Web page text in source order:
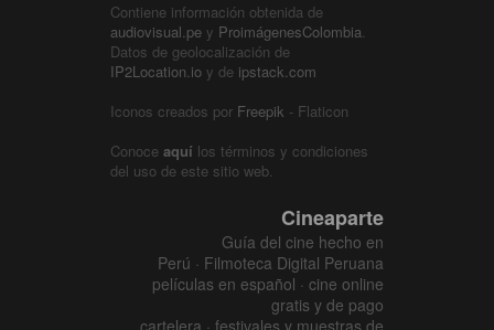
Contiene información obtenida de
audiovisual.pe y ProimágenesColombia.
Datos de geolocalización de
IP2Location.io y de ipstack.com
Iconos creados por Freepik - Flaticon
Conoce aquí los términos y condiciones
del uso de este sitio web.
Cineaparte
Guía del cine hecho en
Perú · Filmoteca Digital Peruana
películas en español · cine online
gratis y de pago